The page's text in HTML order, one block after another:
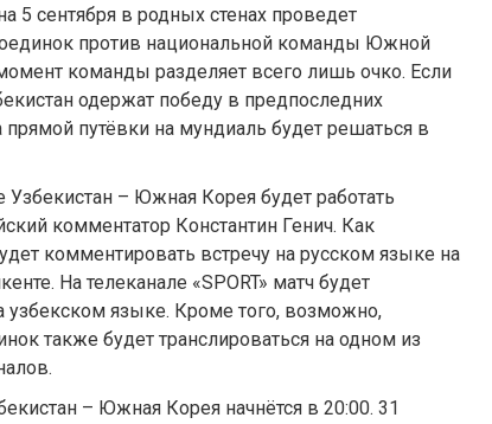
5 сентября в родных стенах проведет
против национальной команды Южной
команды разделяет всего лишь очко. Если
одержат победу в предпоследних
прямой путёвки на мундиаль будет решаться в
Узбекистан – Южная Корея будет работать
комментатор Константин Генич. Как
комментировать встречу на русском языке на
На телеканале «SPORT» матч будет
узбекском языке. Кроме того, возможно,
также будет транслироваться на одном из
– Южная Корея начнётся в 20:00. 31